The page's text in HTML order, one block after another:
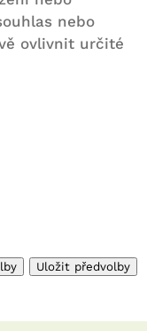
nebo
ovlivnit určité
Uložit předvolby